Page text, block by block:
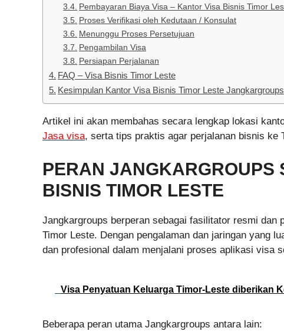
Pembayaran Biaya Visa – Kantor Visa Bisnis Timor
Proses Verifikasi oleh Kedutaan / Konsulat
Menunggu Proses Persetujuan
Pengambilan Visa
Persiapan Perjalanan
FAQ – Visa Bisnis Timor Leste
Kesimpulan Kantor Visa Bisnis Timor Leste Jangkargroups
Artikel ini akan membahas secara lengkap lokasi
Jasa visa, serta tips praktis agar perjalanan bisnis ke
PERAN JANGKARGROUPS
BISNIS TIMOR LESTE
Jangkargroups berperan sebagai fasilitator resmi dan
Timor Leste. Dengan pengalaman dan jaringan yang
dan profesional dalam menjalani proses aplikasi visa
Visa Penyatuan Keluarga Timor-Leste diberikan
Beberapa peran utama Jangkargroups antara lain: